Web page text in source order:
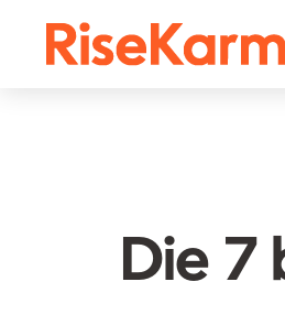
Die 7